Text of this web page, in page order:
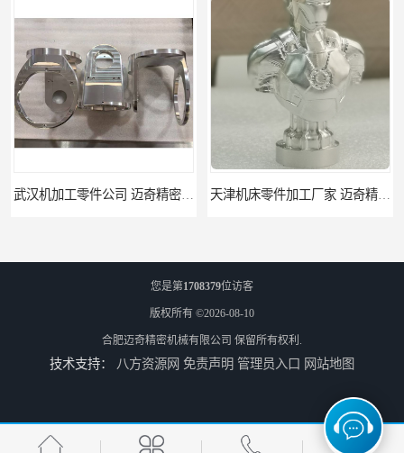
北京零配件机加工 迈奇精密机械 经验丰富 济南四轴零件加工服务 迈奇精密机械 批量订单可免费打样
您是第1708379位访客
版权所有 ©2026-08-10
合肥迈奇精密机械有限公司 保留所有权利.
技术支持： 八方资源网 免责声明 管理员入口 网站地图